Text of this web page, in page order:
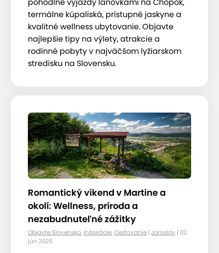
pohodlné výjazdy lanovkami na Chopok,
termálne kúpaliská, prístupné jaskyne a
kvalitné wellness ubytovanie. Objavte
najlepšie tipy na výlety, atrakcie a
rodinné pobyty v najväčšom lyžiarskom
stredisku na Slovensku.
Romantický víkend v Martine a
okolí: Wellness, príroda a
nezabudnuteľné zážitky
Objavte Slovensko, Inšpirácie,Cestovanie |Jaroslav | 02.
jún 2026